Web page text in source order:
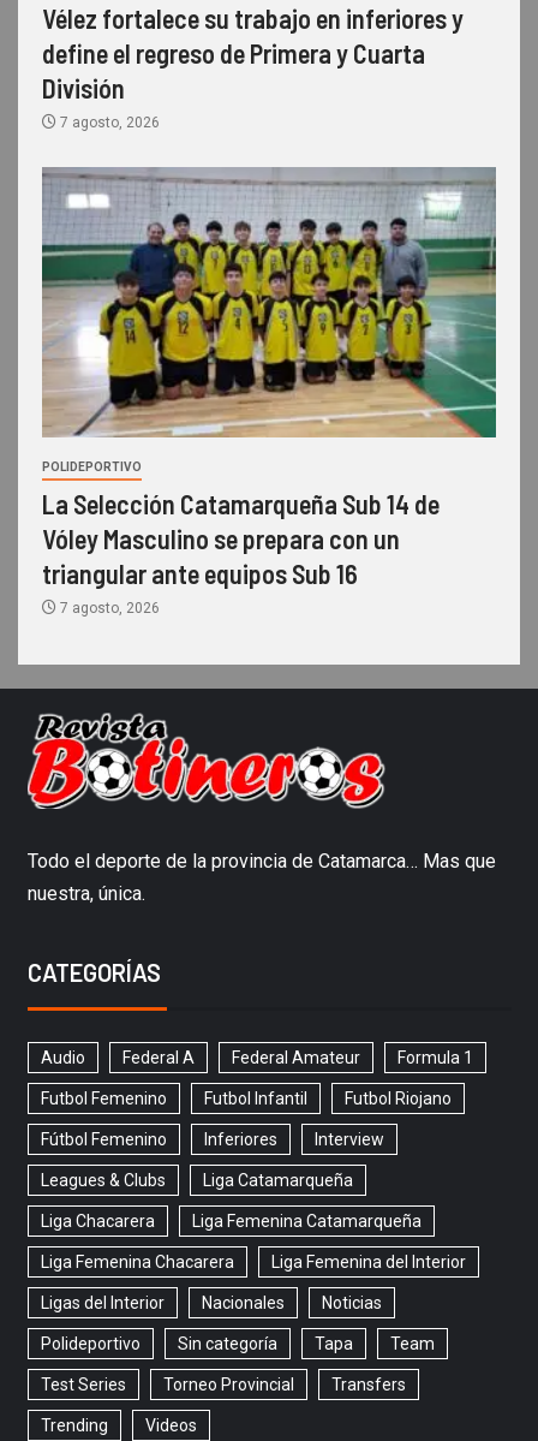
Vélez fortalece su trabajo en inferiores y
define el regreso de Primera y Cuarta
División
7 agosto, 2026
POLIDEPORTIVO
La Selección Catamarqueña Sub 14 de
Vóley Masculino se prepara con un
triangular ante equipos Sub 16
7 agosto, 2026
Todo el deporte de la provincia de Catamarca… Mas que
nuestra, única.
CATEGORÍAS
Audio Federal A Federal Amateur Formula 1
Futbol Femenino Futbol Infantil Futbol Riojano
Fútbol Femenino Inferiores Interview
Leagues & Clubs Liga Catamarqueña
Liga Chacarera Liga Femenina Catamarqueña
Liga Femenina Chacarera Liga Femenina del Interior
Ligas del Interior Nacionales Noticias
Polideportivo Sin categoría Tapa Team
Test Series Torneo Provincial Transfers
Trending Videos